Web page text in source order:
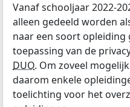
Vanaf schooljaar 2022-
alleen gedeeld worden
naar een soort opleiding
toepassing van de
DUO. Om zoveel
daarom enkele
toelichting voor het